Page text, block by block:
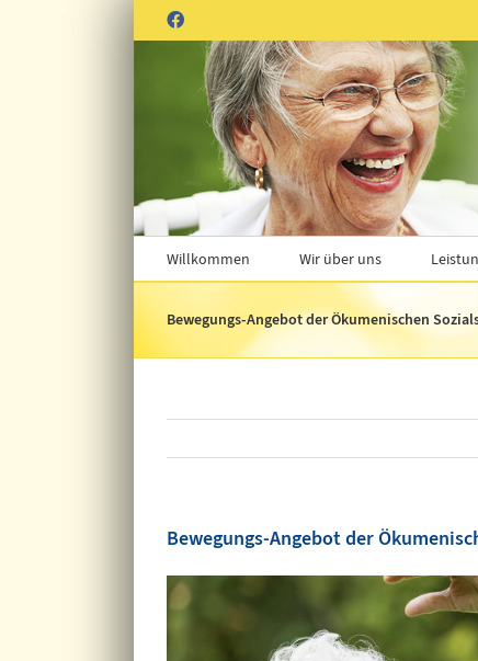
Facebook
Willkommen Wir über uns
Bewegungs-Angebot der Ökumenischen
Bewegungs-Angebot der